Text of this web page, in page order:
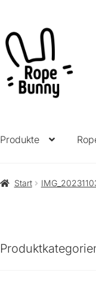
Zur
Navigation
springen
Zum
Inhalt
springen
Produkte
Start